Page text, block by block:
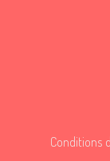
Conditions